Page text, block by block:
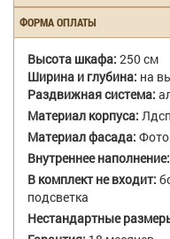
ФОРМА ОПЛАТЫ
Высота шкафа: 250 см
Ширина и глубина: на
Раздвижная система:
Материал корпуса: Лдсп
Материал фасада:
Внутреннее наполнение:
В комплект не входит:
подсветка
Нестандартные